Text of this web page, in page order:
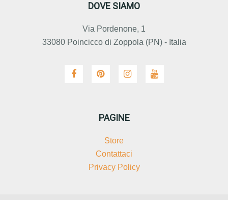
DOVE SIAMO
Via Pordenone, 1
33080 Poincicco di Zoppola (PN) - Italia
PAGINE
Store
Contattaci
Privacy Policy